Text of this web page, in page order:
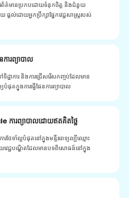
តូរព័ត៌មានប្រកបដោយទំនុកចិត្ត និងជំនួយ
ល់ដោយអ្នកប្រឹក្សាផ្នែកវេជ្ជសាស្រ្តរបស់
នការព្យាបាល
ដ្ឋាការ និងការជ្រើសរើសកញ្ចប់ដែលមាន
បំផុតក្នុងការធ្វើផែនការព្យាបាល
ការព្យាបាលដោយឥតគិតថ្លៃ
រថែទាំល្អបំផុតនៅក្នុងមន្ទីរពេទ្យល្បីឈ្មោះ
េជ្ជបណ្ឌិតដែលមានបទពិសោធន៍នៅក្នុង